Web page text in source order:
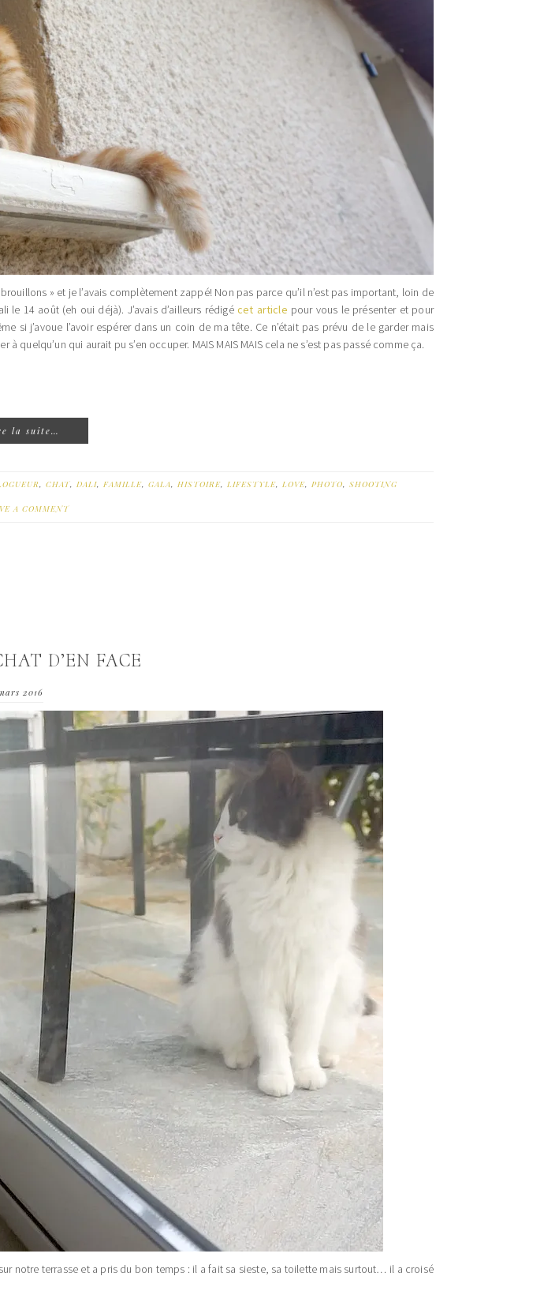
» et je l’avais complètement zappé! Non pas parce qu’il n’est pas important, loin de
le 14 août (eh oui déjà). J’avais d’ailleurs rédigé cet article pour vous le présenter et pour
si j’avoue l’avoir espérer dans un coin de ma tête. Ce n’était pas prévu de le garder mais
qui aurait pu s’en occuper. MAIS MAIS MAIS cela ne s’est pas passé comme ça.
la suite…
, CHAT, DALI, FAMILLE, GALA, HISTOIRE, LIFESTYLE, LOVE, PHOTO, SHOOTING
A COMMENT
D’EN FACE
2016
notre terrasse et a pris du bon temps : il a fait sa sieste, sa toilette mais surtout… il a croisé